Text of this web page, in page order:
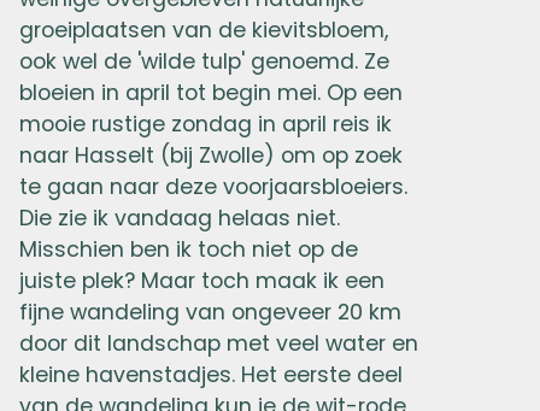
groeiplaatsen van de kievitsbloem,
ook wel de 'wilde tulp' genoemd. Ze
bloeien in april tot begin mei. Op een
mooie rustige zondag in april reis ik
naar Hasselt (bij Zwolle) om op zoek
te gaan naar deze voorjaarsbloeiers.
Die zie ik vandaag helaas niet.
Misschien ben ik toch niet op de
juiste plek? Maar toch maak ik een
fijne wandeling van ongeveer 20 km
door dit landschap met veel water en
kleine havenstadjes. Het eerste deel